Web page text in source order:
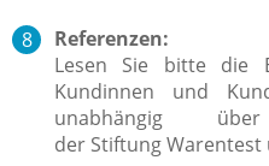
Referenzen:
Lesen Sie bitte die
Kundinnen und
unabhängig über
der Stiftung Warentest